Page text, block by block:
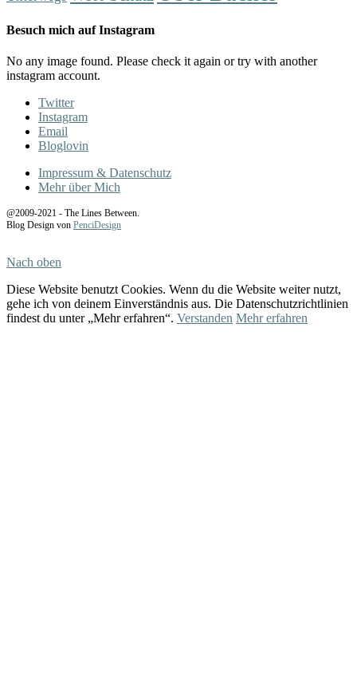
Besuch mich auf Instagram
No any image found. Please check it again or try with another
instagram account.
Twitter
Instagram
Email
Bloglovin
Impressum & Datenschutz
Mehr über Mich
@2009-2021 - The Lines Between.
Blog Design von PenciDesign
Nach oben
Diese Website benutzt Cookies. Wenn du die Website weiter nutzt,
gehe ich von deinem Einverständnis aus. Die Datenschutzrichtlinien
findest du unter „Mehr erfahren“. Verstanden Mehr erfahren